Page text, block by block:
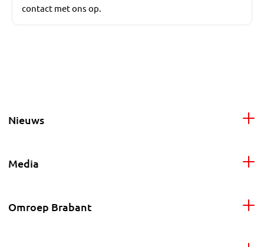
contact met ons op.
Nieuws
Media
Omroep Brabant